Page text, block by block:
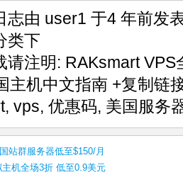
志由 user1 于4 年前发
类下
请注明: RAKsmart VPS
主机中文指南 +复制链
, vps, 优惠码, 美国服务
站群服务器低至$150/月
机全场3折 低至0.9美元